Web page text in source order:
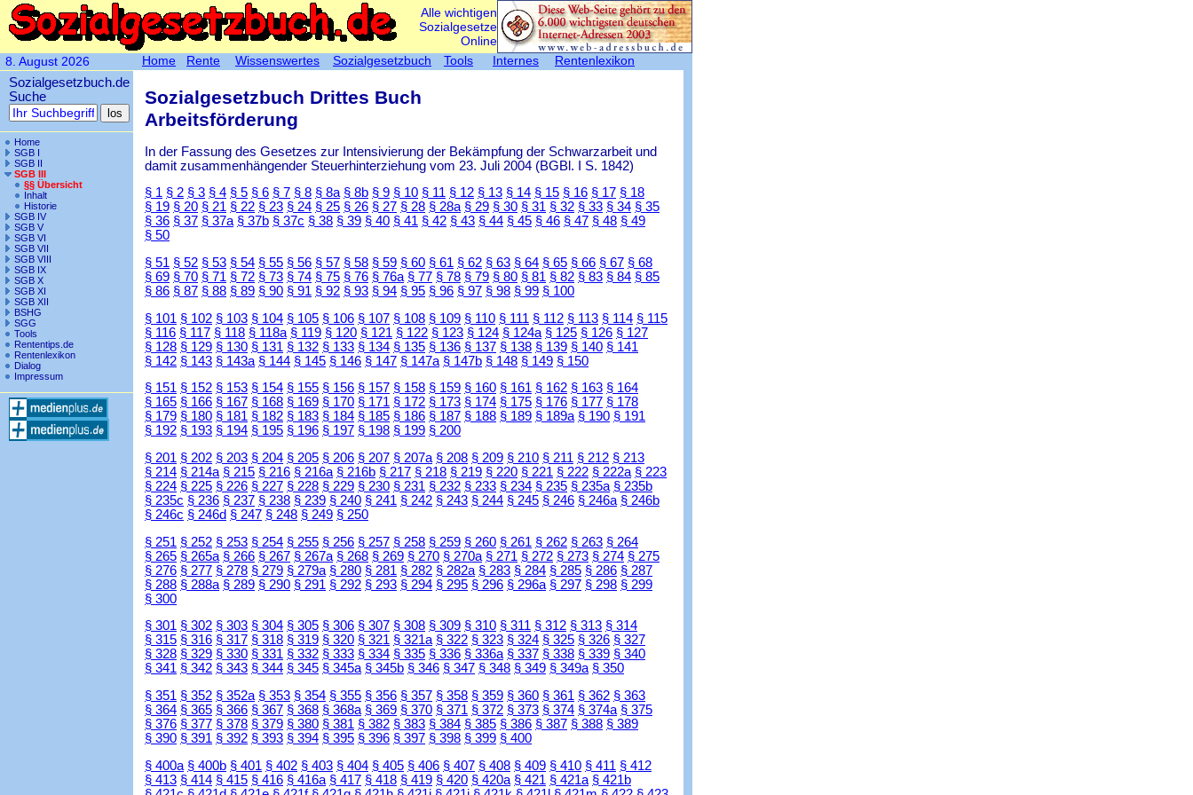
Alle wichtigen
Sozialgesetze
Online
8. August 2026
Sozialgesetzbuch.de
Suche
Home
SGB I
SGB II
SGB III
§§ Übersicht
Inhalt
Historie
SGB IV
SGB V
SGB VI
SGB VII
SGB VIII
SGB IX
SGB X
SGB XI
SGB XII
BSHG
SGG
Tools
Rententips.de
Rentenlexikon
Dialog
Impressum
Sozialgesetzbuch Drittes Buch
Arbeitsförderung
In der Fassung des Gesetzes zur Intensivierung der Bekämpfung der Schwarzarbeit und
damit zusammenhängender Steuerhinterziehung vom 23. Juli 2004 (BGBl. I S. 1842)
§ 1 § 2 § 3 § 4 § 5 § 6 § 7 § 8 § 8a § 8b § 9 § 10 § 11 § 12 § 13 § 14 § 15 § 16 § 17 § 18
§ 19 § 20 § 21 § 22 § 23 § 24 § 25 § 26 § 27 § 28 § 28a § 29 § 30 § 31 § 32 § 33 § 34 § 35
§ 36 § 37 § 37a § 37b § 37c § 38 § 39 § 40 § 41 § 42 § 43 § 44 § 45 § 46 § 47 § 48 § 49
§ 50
§ 51 § 52 § 53 § 54 § 55 § 56 § 57 § 58 § 59 § 60 § 61 § 62 § 63 § 64 § 65 § 66 § 67 § 68
§ 69 § 70 § 71 § 72 § 73 § 74 § 75 § 76 § 76a § 77 § 78 § 79 § 80 § 81 § 82 § 83 § 84 § 85
§ 86 § 87 § 88 § 89 § 90 § 91 § 92 § 93 § 94 § 95 § 96 § 97 § 98 § 99 § 100
§ 101 § 102 § 103 § 104 § 105 § 106 § 107 § 108 § 109 § 110 § 111 § 112 § 113 § 114 § 115
§ 116 § 117 § 118 § 118a § 119 § 120 § 121 § 122 § 123 § 124 § 124a § 125 § 126 § 127
§ 128 § 129 § 130 § 131 § 132 § 133 § 134 § 135 § 136 § 137 § 138 § 139 § 140 § 141
§ 142 § 143 § 143a § 144 § 145 § 146 § 147 § 147a § 147b § 148 § 149 § 150
§ 151 § 152 § 153 § 154 § 155 § 156 § 157 § 158 § 159 § 160 § 161 § 162 § 163 § 164
§ 165 § 166 § 167 § 168 § 169 § 170 § 171 § 172 § 173 § 174 § 175 § 176 § 177 § 178
§ 179 § 180 § 181 § 182 § 183 § 184 § 185 § 186 § 187 § 188 § 189 § 189a § 190 § 191
§ 192 § 193 § 194 § 195 § 196 § 197 § 198 § 199 § 200
§ 201 § 202 § 203 § 204 § 205 § 206 § 207 § 207a § 208 § 209 § 210 § 211 § 212 § 213
§ 214 § 214a § 215 § 216 § 216a § 216b § 217 § 218 § 219 § 220 § 221 § 222 § 222a § 223
§ 224 § 225 § 226 § 227 § 228 § 229 § 230 § 231 § 232 § 233 § 234 § 235 § 235a § 235b
§ 235c § 236 § 237 § 238 § 239 § 240 § 241 § 242 § 243 § 244 § 245 § 246 § 246a § 246b
§ 246c § 246d § 247 § 248 § 249 § 250
§ 251 § 252 § 253 § 254 § 255 § 256 § 257 § 258 § 259 § 260 § 261 § 262 § 263 § 264
§ 265 § 265a § 266 § 267 § 267a § 268 § 269 § 270 § 270a § 271 § 272 § 273 § 274 § 275
§ 276 § 277 § 278 § 279 § 279a § 280 § 281 § 282 § 282a § 283 § 284 § 285 § 286 § 287
§ 288 § 288a § 289 § 290 § 291 § 292 § 293 § 294 § 295 § 296 § 296a § 297 § 298 § 299
§ 300
§ 301 § 302 § 303 § 304 § 305 § 306 § 307 § 308 § 309 § 310 § 311 § 312 § 313 § 314
§ 315 § 316 § 317 § 318 § 319 § 320 § 321 § 321a § 322 § 323 § 324 § 325 § 326 § 327
§ 328 § 329 § 330 § 331 § 332 § 333 § 334 § 335 § 336 § 336a § 337 § 338 § 339 § 340
§ 341 § 342 § 343 § 344 § 345 § 345a § 345b § 346 § 347 § 348 § 349 § 349a § 350
§ 351 § 352 § 352a § 353 § 354 § 355 § 356 § 357 § 358 § 359 § 360 § 361 § 362 § 363
§ 364 § 365 § 366 § 367 § 368 § 368a § 369 § 370 § 371 § 372 § 373 § 374 § 374a § 375
§ 376 § 377 § 378 § 379 § 380 § 381 § 382 § 383 § 384 § 385 § 386 § 387 § 388 § 389
§ 390 § 391 § 392 § 393 § 394 § 395 § 396 § 397 § 398 § 399 § 400
§ 400a § 400b § 401 § 402 § 403 § 404 § 405 § 406 § 407 § 408 § 409 § 410 § 411 § 412
§ 413 § 414 § 415 § 416 § 416a § 417 § 418 § 419 § 420 § 420a § 421 § 421a § 421b
Home Rente Wissenswertes Sozialgesetzbuch Tools Internes Rentenlexikon